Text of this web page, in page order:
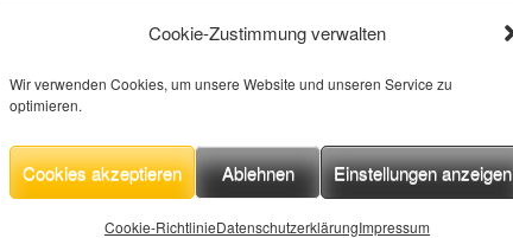
Cookie-Zustimmung verwalten
Wir verwenden Cookies, um unsere Website und unseren Service zu
optimieren.
Cookies akzeptieren Ablehnen Einstellungen anzeigen
Cookie-RichtlinieDatenschutzerklärungImpressum